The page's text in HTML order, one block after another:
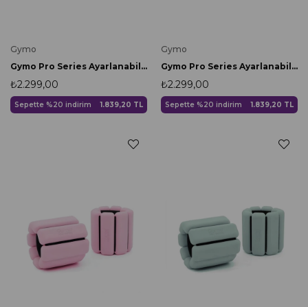
Gymo
Gymo Pro Series Ayarlanabilir Silikon Bilek Ağırlığı 2x500gr Üçgen Nane Yeşili
₺2.299,00
Sepette %20 indirim 1.839,20 TL
Gymo
Gymo Pro Series Ayarlanabilir Silikon Bilek Ağırlığı 2x500gr Siyah
₺2.299,00
Sepette %20 indirim 1.839,20 TL